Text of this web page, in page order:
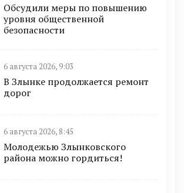
Обсудили меры по повышению
уровня общественной
безопасности
6 августа 2026, 9:03
В Злынке продолжается ремонт
дорог
6 августа 2026, 8:45
Молодежью Злынковского
района можно гордиться!